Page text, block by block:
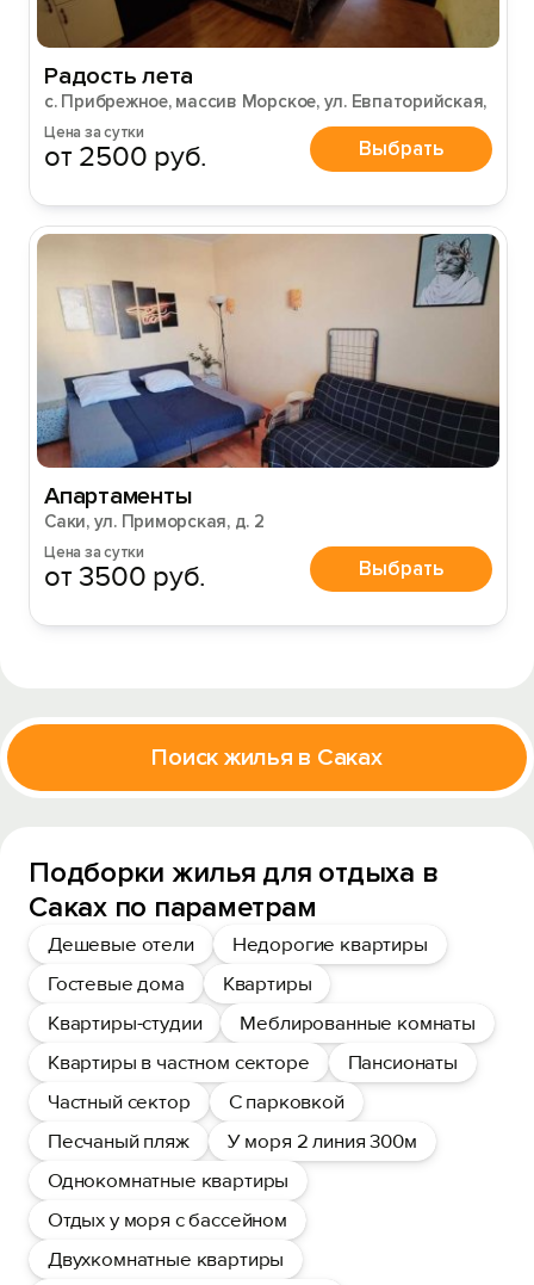
Радость лета
с. Прибрежное, массив Морское, ул. Евпаторийская,
Цена за сутки
от 2500 руб. Выбрать
Апартаменты
Саки, ул. Приморская, д. 2
Цена за сутки
от 3500 руб. Выбрать
Поиск жилья в Саках
Подборки жилья для отдыха в
Саках по параметрам
Дешевые отели
Недорогие квартиры
Гостевые дома
Квартиры
Квартиры-студии
Меблированные комнаты
Квартиры в частном секторе
Пансионаты
Частный сектор
С парковкой
Песчаный пляж
У моря 2 линия 300м
Однокомнатные квартиры
Отдых у моря с бассейном
Двухкомнатные квартиры